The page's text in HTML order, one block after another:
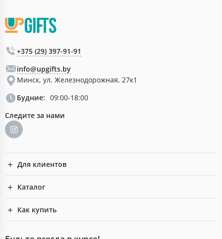
+375 (29) 397-91-91
info@upgifts.by
Минск, ул. Железнодорожная, 27к1
Будние: 09:00-18:00
Следите за нами
Для клиентов
Каталог
Как купить